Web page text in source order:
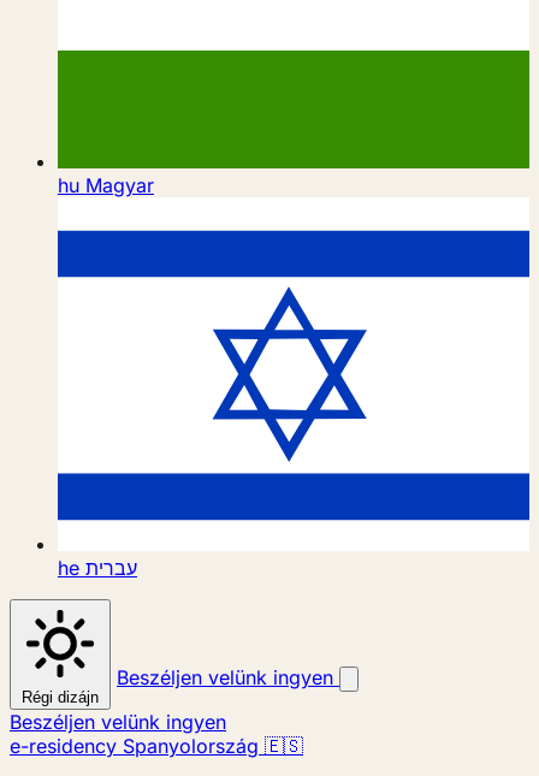
hu Magyar
he עברית
Régi dizájn
Beszéljen velünk ingyen
Beszéljen velünk ingyen
e-residency Spanyolország 🇪🇸